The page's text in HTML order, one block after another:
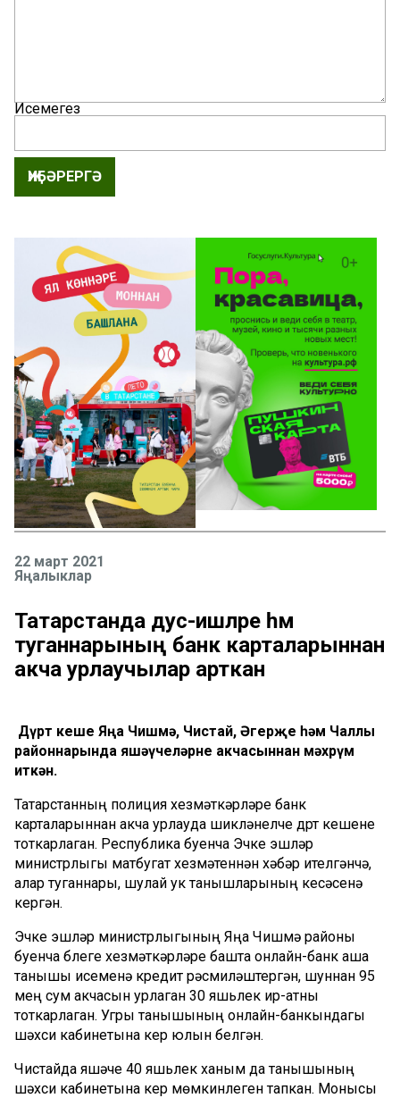
Исемегез
ҖИБӘРЕРГӘ
22 март 2021
Яңалыклар
Татарстанда дус-ишләре һәм
туганнарының банк карталарыннан
акча урлаучылар арткан
Дүрт кеше Яңа Чишмә, Чистай, Әгерҗе һәм Чаллы
районнарында яшәүчеләрне акчасыннан мәхрүм
иткән.
Татарстанның полиция хезмәткәрләре банк
карталарыннан акча урлауда шикләнелүче дүрт кешене
тоткарлаган. Республика буенча Эчке эшләр
министрлыгы матбугат хезмәтеннән хәбәр ителгәнчә,
алар туганнары, шулай ук танышларының кесәсенә
кергән.
Эчке эшләр министрлыгының Яңа Чишмә районы
буенча бүлеге хезмәткәрләре башта онлайн-банк аша
танышы исеменә кредит рәсмиләштергән, шуннан 95
мең сум акчасын урлаган 30 яшьлек ир-атны
тоткарлаган. Угры танышының онлайн-банкындагы
шәхси кабинетына керү юлын белгән.
Чистайда яшәүче 40 яшьлек ханым да танышының
шәхси кабинетына керү мөмкинлеген тапкан. Монысы